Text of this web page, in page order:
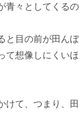
々としてくるの
目の前が田んぼ
想像しにくい
て、つまり、